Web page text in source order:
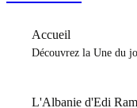
Accueil
Découvrez la Une du
L'Albanie d'Edi